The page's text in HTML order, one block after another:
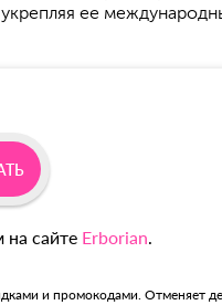
ее
на сайте Erborian.
и промокодами. Отменяет